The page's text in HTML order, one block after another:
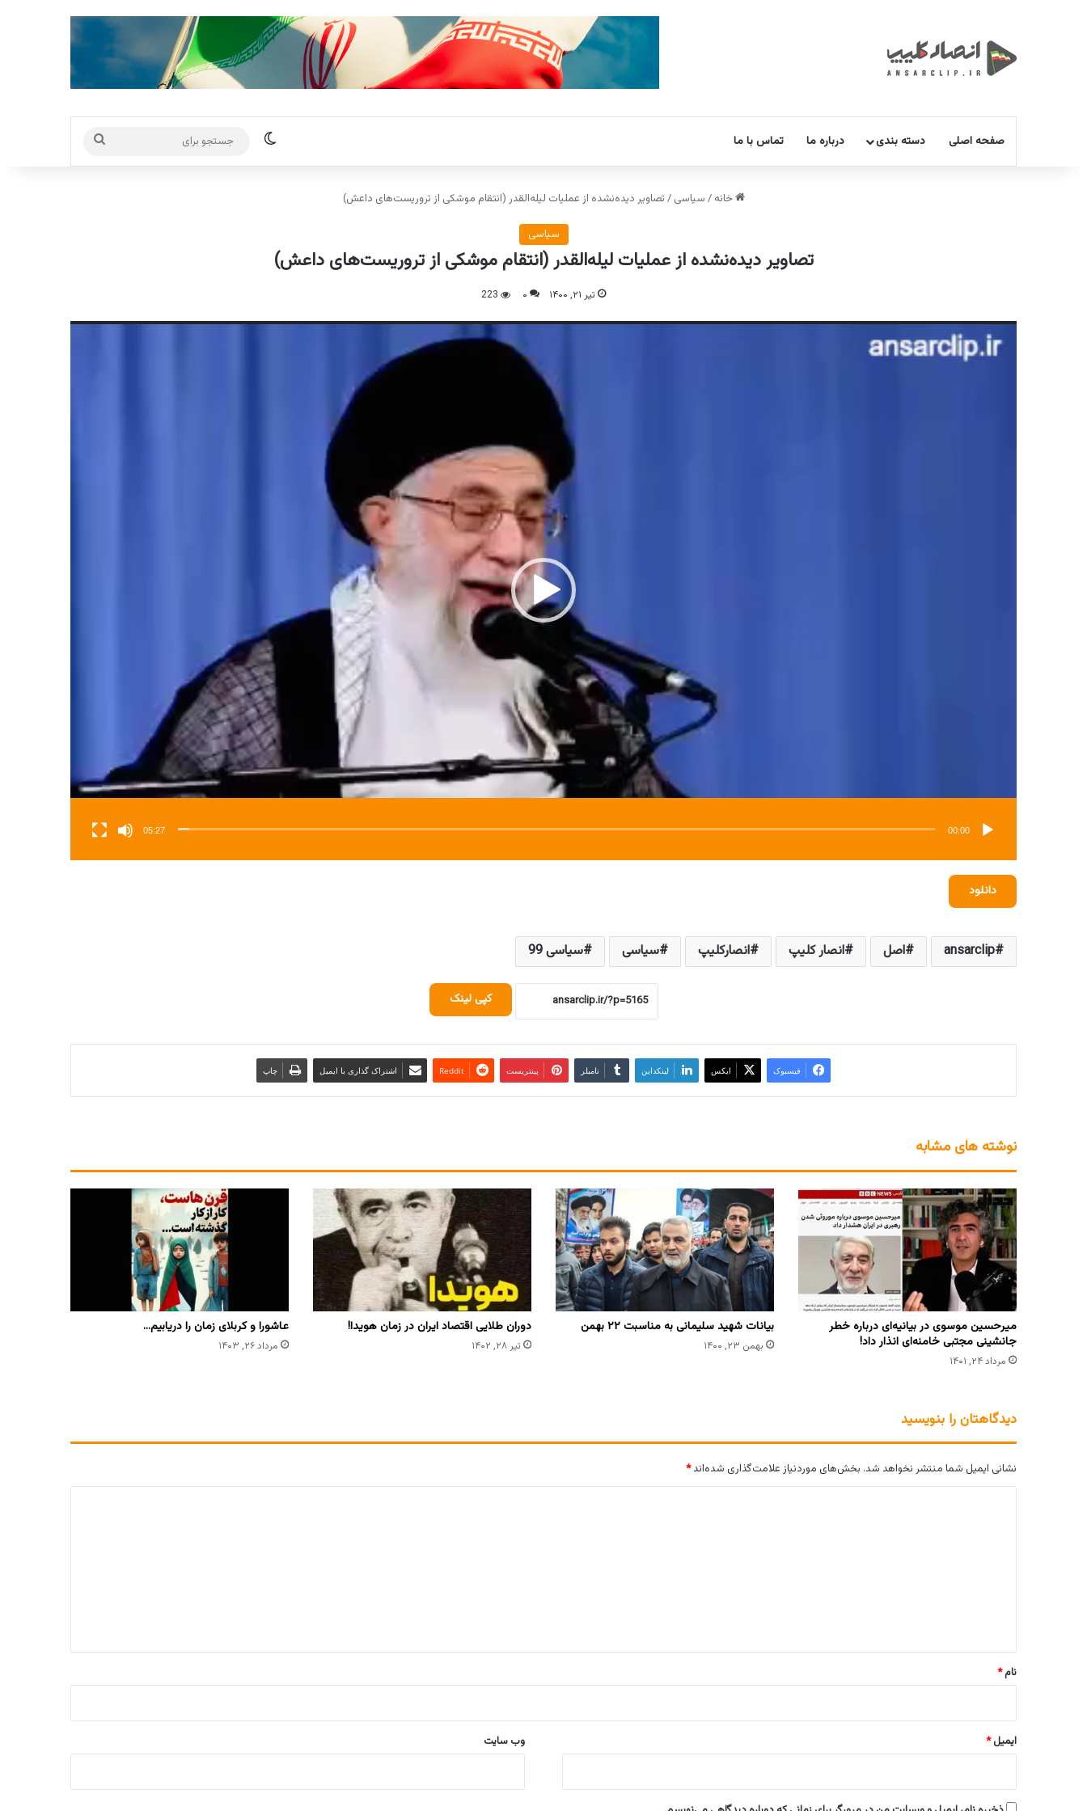
صفحه اصلی دسته بندی درباره ما تماس با ما تغییر پوسته
برای
خانه / سیاسی / تصاویر دیده‌نشده از عملیات لیله‌القدر (انتقام موشکی از تروریست‌های داعش)
سیاسی
تصاویر دیده‌نشده از عملیات لیله‌القدر (انتقام موشکی از تروریست‌های داعش)
تیر ۲۱, ۱۴۰۰ ۰ 223
نمایشگر
ویدیو
00:00
05:27
دانلود
ansarclip اصل انصار کلیپ انصارکلیپ سیاسی سیاسی 99
کپی لینک
فیسبوک ایکس لینکداین تامبلر پینتریست Reddit اشتراک گذاری با ایمیل چاپ
نوشته های مشابه
میرحسین موسوی در بیانیه‌ای درباره خطر
جانشینی مجتبی خامنه‌ای انذار داد!
مرداد ۲۴, ۱۴۰۱
بیانات شهید سلیمانی به مناسبت ۲۲ بهمن
بهمن ۲۳, ۱۴۰۰
دوران طلایی اقتصاد ایران در زمان هویدا!
تیر ۲۸, ۱۴۰۲
عاشورا و کربلای زمان را دریابیم…
مرداد ۲۶, ۱۴۰۳
دیدگاهتان را بنویسید
نشانی ایمیل شما منتشر نخواهد شد. بخش‌های موردنیاز علامت‌گذاری شده‌اند*
نام*
ایمیل* وب‌ سایت